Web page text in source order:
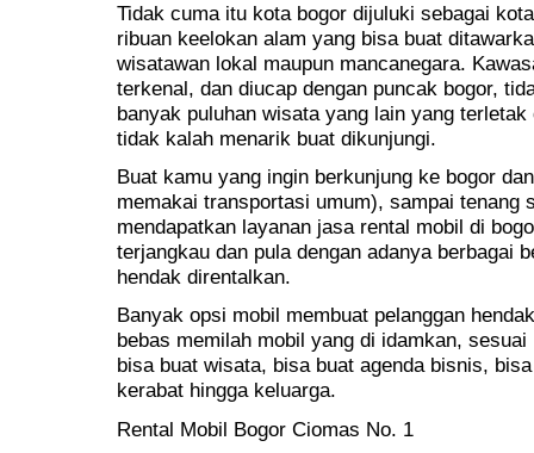
Tidak cuma itu kota bogor dijuluki sebagai
ribuan keelokan alam yang bisa buat
wisatawan lokal maupun mancanegara.
terkenal, dan diucap dengan puncak bogor,
banyak puluhan wisata yang lain yang
tidak kalah menarik buat dikunjungi.
Buat kamu yang ingin berkunjung ke bogor
memakai transportasi umum), sampai tenang
mendapatkan layanan jasa rental mobil di
terjangkau dan pula dengan adanya berbagai
hendak direntalkan.
Banyak opsi mobil membuat pelanggan
bebas memilah mobil yang di idamkan,
bisa buat wisata, bisa buat agenda bisnis,
kerabat hingga keluarga.
Rental Mobil Bogor Ciomas No. 1